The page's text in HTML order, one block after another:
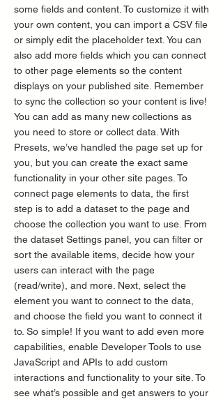
some fields and content. To customize it with
your own content, you can import a CSV file
or simply edit the placeholder text. You can
also add more fields which you can connect
to other page elements so the content
displays on your published site. Remember
to sync the collection so your content is live!
You can add as many new collections as
you need to store or collect data. With
Presets, we’ve handled the page set up for
you, but you can create the exact same
functionality in your other site pages. To
connect page elements to data, the first
step is to add a dataset to the page and
choose the collection you want to use. From
the dataset Settings panel, you can filter or
sort the available items, decide how your
users can interact with the page
(read/write), and more. Next, select the
element you want to connect to the data,
and choose the field you want to connect it
to. So simple! If you want to add even more
capabilities, enable Developer Tools to use
JavaScript and APIs to add custom
interactions and functionality to your site. To
see what’s possible and get answers to your